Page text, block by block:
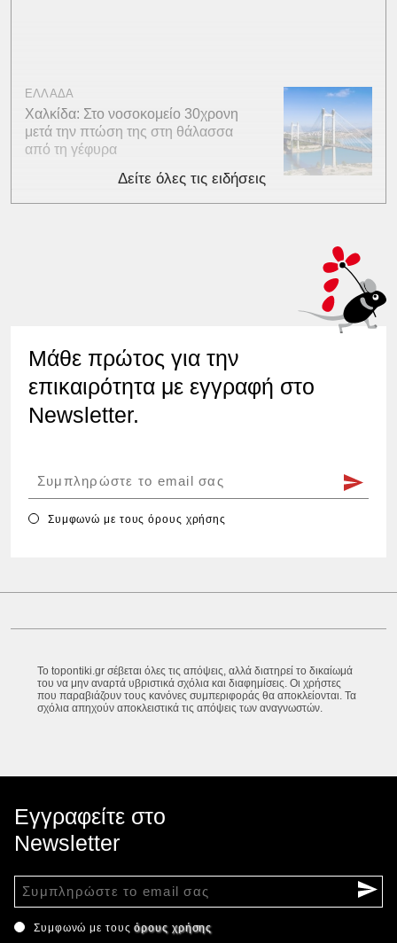
ΕΛΛΑΔΑ
Χαλκίδα: Στο νοσοκομείο 30χρονη
μετά την πτώση της στη θάλασσα
από τη γέφυρα
Δείτε όλες τις ειδήσεις
Μάθε πρώτος για την
επικαιρότητα με εγγραφή στο
Newsletter.
Συμφωνώ με τουςόρους χρήσης
Το topontiki.gr σέβεται όλες τις απόψεις, αλλά διατηρεί το δικαίωμά
του να μην αναρτά υβριστικά σχόλια και διαφημίσεις. Οι χρήστες
που παραβιάζουν τους κανόνες συμπεριφοράς θα αποκλείονται. Τα
σχόλια απηχούν αποκλειστικά τις απόψεις των αναγνωστών.
Εγγραφείτε στο
Newsletter
Συμφωνώ με τουςόρους χρήσης